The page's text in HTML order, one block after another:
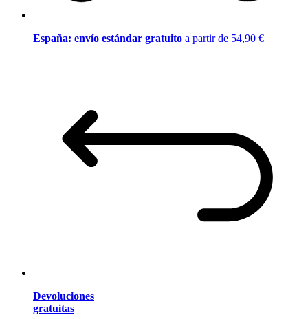
España: envío estándar gratuito a partir de 54,90 €
Devoluciones
gratuitas